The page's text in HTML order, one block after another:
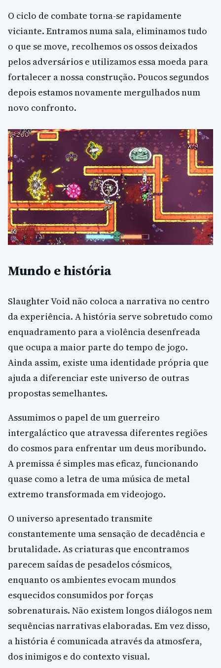
O ciclo de combate torna-se rapidamente
viciante. Entramos numa sala, eliminamos tudo
o que se move, recolhemos os ossos deixados
pelos adversários e utilizamos essa moeda para
fortalecer a nossa construção. Poucos segundos
depois estamos novamente mergulhados num
novo confronto.
Mundo e história
Slaughter Void não coloca a narrativa no centro
da experiência. A história serve sobretudo como
enquadramento para a violência desenfreada
que ocupa a maior parte do tempo de jogo.
Ainda assim, existe uma identidade própria que
ajuda a diferenciar este universo de outras
propostas semelhantes.
Assumimos o papel de um guerreiro
intergaláctico que atravessa diferentes regiões
do cosmos para enfrentar um deus moribundo.
A premissa é simples mas eficaz, funcionando
quase como a letra de uma música de metal
extremo transformada em videojogo.
O universo apresentado transmite
constantemente uma sensação de decadência e
brutalidade. As criaturas que encontramos
parecem saídas de pesadelos cósmicos,
enquanto os ambientes evocam mundos
esquecidos consumidos por forças
sobrenaturais. Não existem longos diálogos nem
sequências narrativas elaboradas. Em vez disso,
a história é comunicada através da atmosfera,
dos inimigos e do contexto visual.